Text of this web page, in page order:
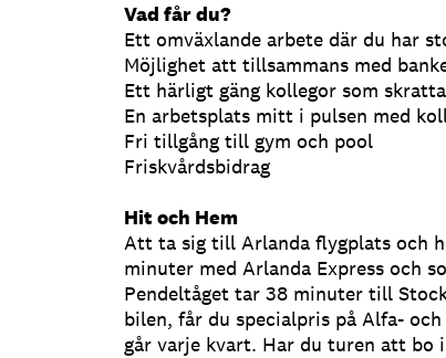
Vad får du?
Ett omväxlande arbete där du har
Möjlighet att tillsammans med
Ett härligt gäng kollegor som
En arbetsplats mitt i pulsen med
Fri tillgång till gym och pool
Friskvårdsbidrag
Hit och Hem
Att ta sig till Arlanda flygplats och
minuter med Arlanda Express och
Pendeltåget tar 38 minuter till
bilen, får du specialpris på Alfa-
går varje kvart. Har du turen att bo